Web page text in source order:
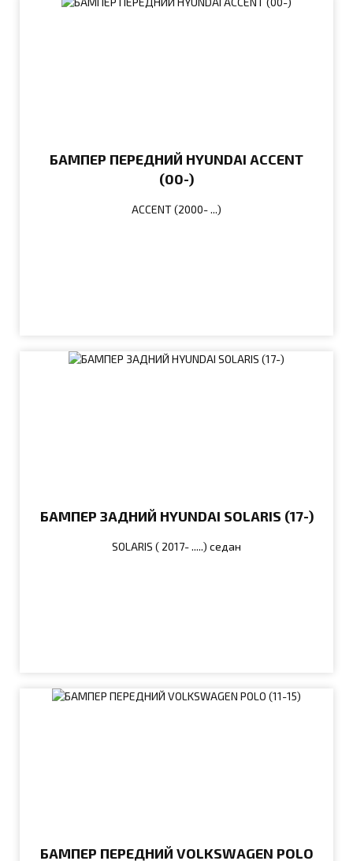
БАМПЕР ПЕРЕДНИЙ HYUNDAI ACCENT
(00-)
ACCENT (2000- ...)
БАМПЕР ЗАДНИЙ HYUNDAI SOLARIS (17-)
SOLARIS ( 2017- .....) седан
БАМПЕР ПЕРЕДНИЙ VOLKSWAGEN POLO